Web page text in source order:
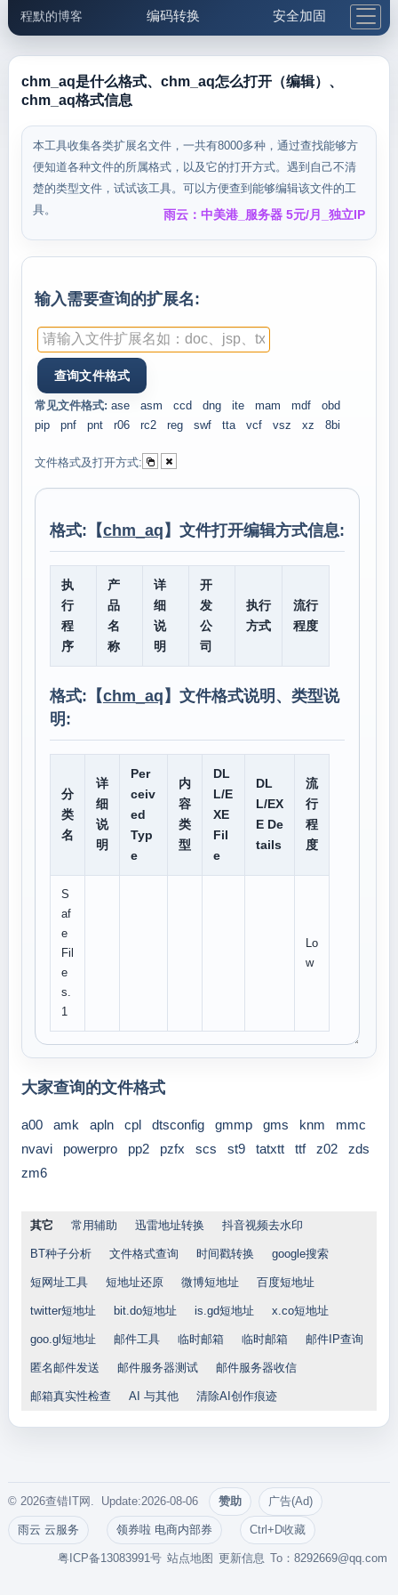
程默的博客 编码转换 安全加固
邮件工具 生活便民 更多工具
chm_aq是什么格式、chm_aq怎么打开（编辑）、
chm_aq格式信息
本工具收集各类扩展名文件，一共有8000多种，通过查找能够方
便知道各种文件的所属格式，以及它的打开方式。遇到自己不清
楚的类型文件，试试该工具。可以方便查到能够编辑该文件的工
具。
雨云：中美港_服务器 5元/月_独立IP
输入需要查询的扩展名:
常见文件格式: ase asm ccd dng ite mam mdf
obd
pip
pnf pnt r06 rc2 reg swf tta vcf vsz xz 8bi
文件格式及打开方式:
格式:【chm_aq 】文件打开编辑方式信息:
执
行
程
序
产
品
名
称
详
细
说
明
开
发
公
司
执行
方式
流行
程度
格式:【chm_aq 】文件格式说明、类型说
明:
分
类
名
详
细
说
明
Per
ceiv
ed
Typ
e
内
容
类
型
DL
L/E
XE
Fil
e
DL
L/EX
E De
tails
流
行
程
度
S
af
e
Fil
e
s.
1
Lo
w
大家查询的文件格式
a00 amk apln cpl dtsconfig gmmp gms knm
mmc
nvavi
powerpro pp2 pzfx scs st9 tatxtt ttf z02
zds
zm6
其它 常用辅助 迅雷地址转换 抖音视频去水印
BT种子分析 文件格式查询 时间戳转换 google搜索
短网址工具 短地址还原 微博短地址 百度短地址
twitter短地址 bit.do短地址 is.gd短地址 x.co短地址
goo.gl短地址 邮件工具 临时邮箱 临时邮箱 邮件IP查询
匿名邮件发送 邮件服务器测试 邮件服务器收信
邮箱真实性检查 AI 与其他 清除AI创作痕迹
© 2026查错IT网. Update:2026-08-06 赞助 广告(Ad)
雨云 云服务 领券啦 电商内部券 Ctrl+D收藏
To：8292669@qq.com
更新信息
站点地图
粤ICP备13083991号